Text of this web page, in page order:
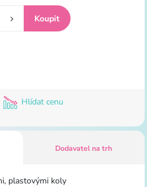
Hlídat cenu
Dodavatel na trh
plastovými koly